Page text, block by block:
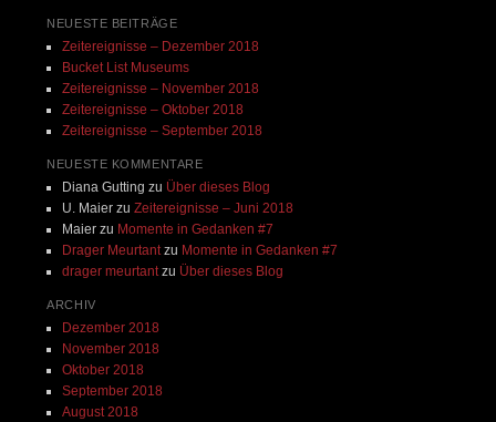
NEUESTE BEITRÄGE
Zeitereignisse – Dezember 2018
Bucket List Museums
Zeitereignisse – November 2018
Zeitereignisse – Oktober 2018
Zeitereignisse – September 2018
NEUESTE KOMMENTARE
Diana Gutting zu Über dieses Blog
U. Maierzu Zeitereignisse – Juni 2018
Maierzu Momente in Gedanken #7
Drager Meurtantzu Momente in Gedanken #7
drager meurtantzu Über dieses Blog
ARCHIV
Dezember 2018
November 2018
Oktober 2018
September 2018
August 2018